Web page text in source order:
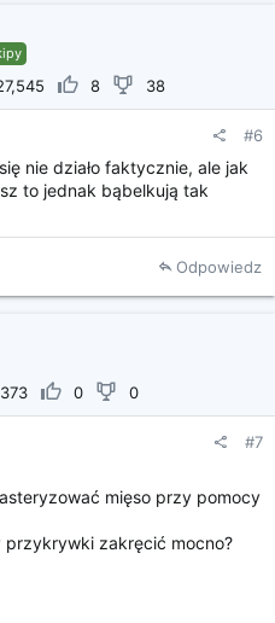
8 38
#6
nie działo faktycznie, ale jak
to jednak bąbelkują tak
Odpowiedz
0 0
#7
mięso przy pomocy
przykrywki zakręcić mocno?